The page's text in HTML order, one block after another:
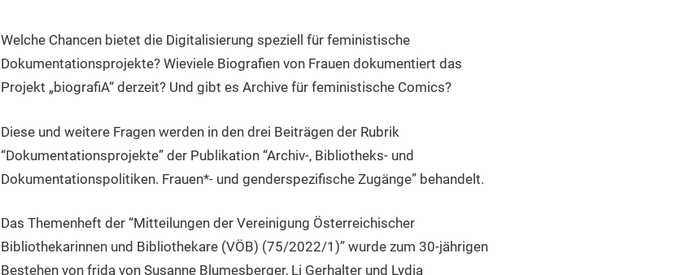
Welche Chancen bietet die Digitalisierung speziell für feministische
Dokumentationsprojekte? Wieviele Biografien von Frauen dokumentiert das
Projekt „biografiA“ derzeit? Und gibt es Archive für feministische Comics?
Diese und weitere Fragen werden in den drei Beiträgen der Rubrik
“Dokumentationsprojekte” der Publikation “Archiv-, Bibliotheks- und
Dokumentationspolitiken. Frauen*- und genderspezifische Zugänge” behandelt.
Das Themenheft der “Mitteilungen der Vereinigung Österreichischer
Bibliothekarinnen und Bibliothekare (VÖB) (75/2022/1)” wurde zum 30-jährigen
Bestehen von frida von Susanne Blumesberger, Li Gerhalter und Lydia